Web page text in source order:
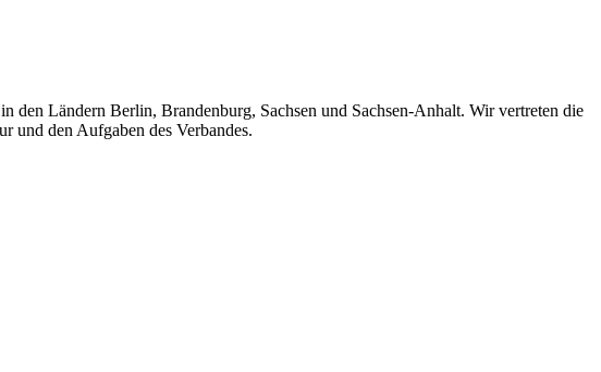
den Ländern Berlin, Brandenburg, Sachsen und Sachsen-Anhalt. Wir vertreten die
und den Aufgaben des Verbandes.